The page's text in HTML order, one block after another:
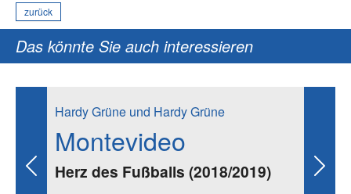
zurück
Das könnte Sie auch interessieren
Hardy Grüne und Hardy Grüne
Montevideo
Herz des Fußballs (2018/2019)
Previous Next